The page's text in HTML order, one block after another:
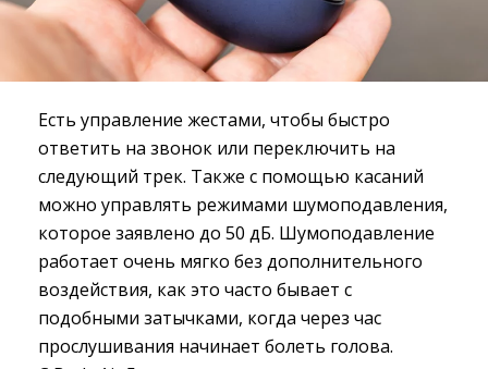
Есть управление жестами, чтобы быстро
ответить на звонок или переключить на
следующий трек. Также с помощью касаний
можно управлять режимами шумоподавления,
которое заявлено до 50 дБ. Шумоподавление
работает очень мягко без дополнительного
воздействия, как это часто бывает с
подобными затычками, когда через час
прослушивания начинает болеть голова.